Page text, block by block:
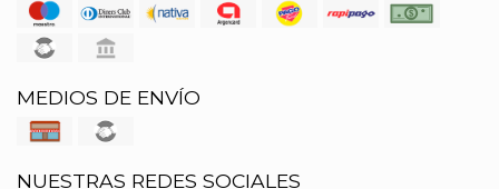
MEDIOS DE ENVÍO
NUESTRAS REDES SOCIALES